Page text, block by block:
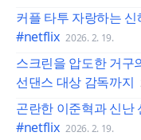
커플 타투 자랑하는
#netflix 2026. 2. 19.
스크린을 압도한 거구
선댄스 대상 감독까지
곤란한 이준혁과 신난
#netflix 2026. 2. 19.